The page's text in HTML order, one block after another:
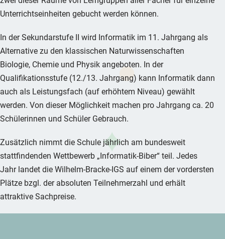
Unterrichtseinheiten gebucht werden können.
In der Sekundarstufe II wird Informatik im 11. Jahrgang als
Alternative zu den klassischen Naturwissenschaften
Biologie, Chemie und Physik angeboten. In der
Qualifikationsstufe (12./13. Jahrgang) kann Informatik dann
auch als Leistungsfach (auf erhöhtem Niveau) gewählt
werden. Von dieser Möglichkeit machen pro Jahrgang ca. 20
Schülerinnen und Schüler Gebrauch.
Zusätzlich nimmt die Schule jährlich am bundesweit
stattfindenden Wettbewerb „Informatik-Biber“ teil. Jedes
Jahr landet die Wilhelm-Bracke-IGS auf einem der vordersten
Plätze bzgl. der absoluten Teilnehmerzahl und erhält
attraktive Sachpreise.